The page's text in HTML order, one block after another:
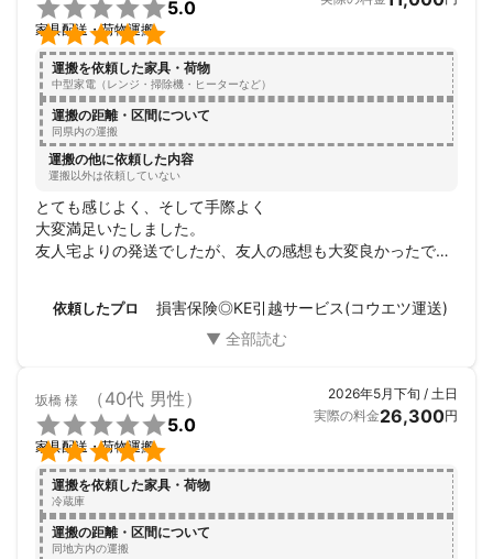


5.0
家具配送・荷物運搬
運搬を依頼した家具・荷物
中型家電（レンジ・掃除機・ヒーターなど）
運搬の距離・区間について
同県内の運搬
運搬の他に依頼した内容
運搬以外は依頼していない
とても感じよく、そして手際よく
大変満足いたしました。
友人宅よりの発送でしたが、友人の感想も大変良かったで
依頼したプロ 損害保険◎KE引越サービス(コウエツ運送)
坂橋 様 （40代 男性）


5.0
家具配送・荷物運搬
2026年5月下旬 / 土日
実際の料金26,300円
運搬を依頼した家具・荷物
冷蔵庫
運搬の距離・区間について
同地方内の運搬